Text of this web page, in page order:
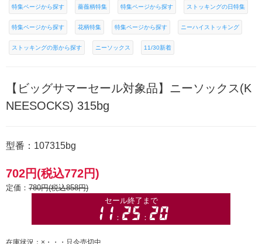
特集ページから探す 薔薇柄特集 特集ページから探す ストッキングの日特集
特集ページから探す 花柄特集 特集ページから探す ニーハイストッキング
ストッキングの形から探す ニーソックス 11/30新着
【ビッグサマーセール対象品】ニーソックス(K
NEESOCKS) 315bg
型番：107315bg
702円(税込772円)
定価： 780円(税込858円)